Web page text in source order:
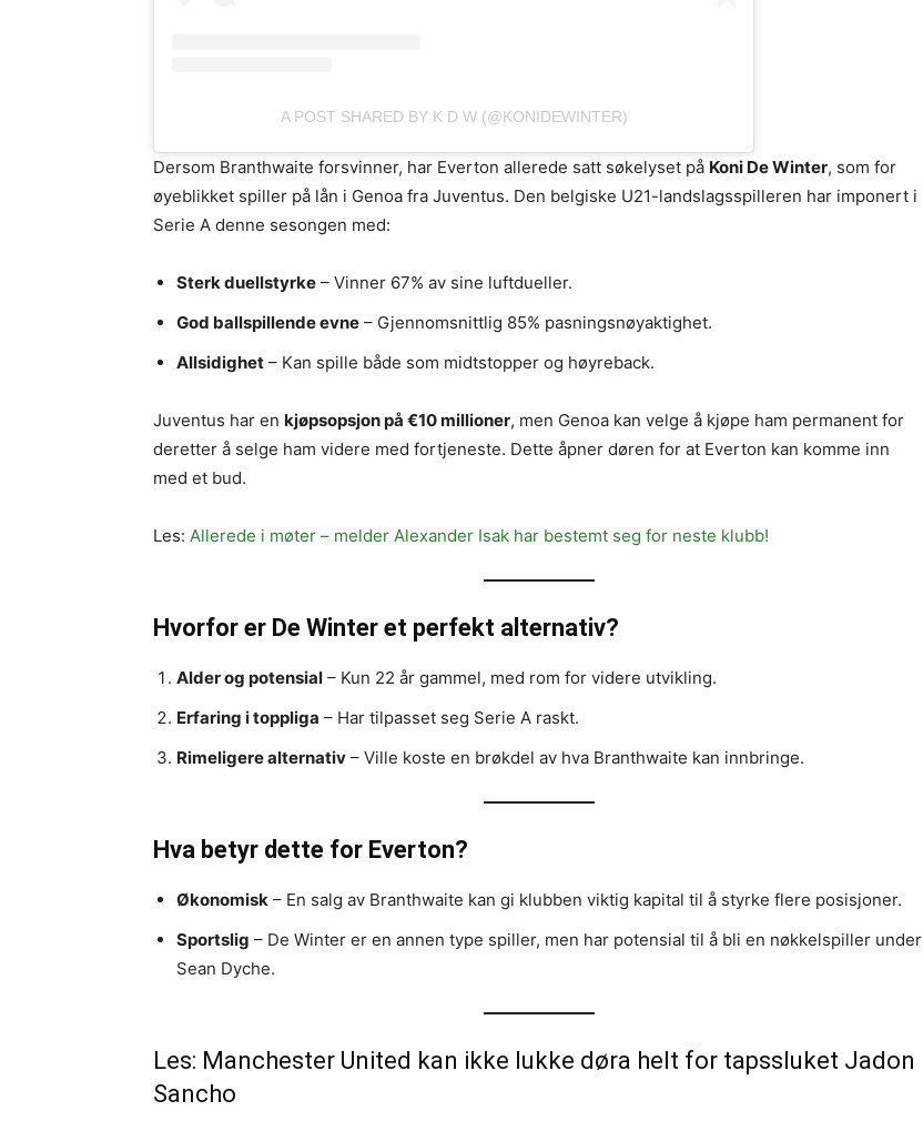
A POST SHARED BY K D W (@KONIDEWINTER)
Dersom Branthwaite forsvinner, har Everton allerede satt søkelyset på Koni De Winter, som for
øyeblikket spiller på lån i Genoa fra Juventus. Den belgiske U21-landslagsspilleren har imponert i
Serie A denne sesongen med:
Sterk duellstyrke – Vinner 67% av sine luftdueller.
God ballspillende evne – Gjennomsnittlig 85% pasningsnøyaktighet.
Allsidighet – Kan spille både som midtstopper og høyreback.
Juventus har en kjøpsopsjon på €10 millioner, men Genoa kan velge å kjøpe ham permanent for
deretter å selge ham videre med fortjeneste. Dette åpner døren for at Everton kan komme inn
med et bud.
Les: Allerede i møter – melder Alexander Isak har bestemt seg for neste klubb!
Hvorfor er De Winter et perfekt alternativ?
Alder og potensial – Kun 22 år gammel, med rom for videre utvikling.
Erfaring i toppliga – Har tilpasset seg Serie A raskt.
Rimeligere alternativ – Ville koste en brøkdel av hva Branthwaite kan innbringe.
Hva betyr dette for Everton?
Økonomisk – En salg av Branthwaite kan gi klubben viktig kapital til å styrke flere posisjoner.
Sportslig – De Winter er en annen type spiller, men har potensial til å bli en nøkkelspiller under
Sean Dyche.
Les: Manchester United kan ikke lukke døra helt for tapssluket Jadon
Sancho